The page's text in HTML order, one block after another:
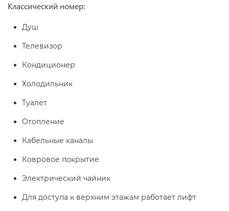
Классический номер:
Душ
Телевизор
Кондиционер
Холодильник
Туалет
Отопление
Кабельные каналы
Ковровое покрытие
Электрический чайник
Для доступа к верхним этажам работает лифт